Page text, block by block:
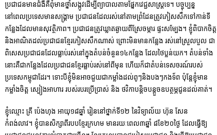
ប្រជាជនមានជំងឺគឺពុំមានថ្នាំសង្កូវដើម្បីព្យាបាលតាមផ្នែកវេជ្ជសាស្ត្រទេ។ បច្ចុប្បន្ន
នៅពេលប្រទេសមានសង្គ្រាម ប្រជាជនដែលរស់នៅតាមព្រំដែនត្រូវភៀសសឹកទៅកាន់ទី
កន្លែងដែលមានសុវត្ថិភាព។ ប្រជាជនត្រូវឃ្លាតឆ្ងាយពីស្រែចម្ការ ផ្ទះសម្បែង។ ខ្ញុំពិបាកចិត្ត
និងអាណិតដល់ប្រជាជនខ្មែរភៀសសឹកណាស់ ព្រោះមិនមានកន្លែង រស់នៅស្រួលបួល ជា
ពិសេសប្រជាជនដែលធ្លាប់រស់នៅក្នុងតំបន់ចំនួន១៤កន្លែង ដែលថៃប្លន់យក។ តំបន់ទាំង
នោះគឺជាកន្លែងដែលប្រជាជនខ្មែរធ្លាប់រស់នៅពីមុន ហើយក៏ជាតំបន់ទេសចរណ៍របស់
ប្រទេសកម្ពុជាដែរ។ ទោះបីខ្ញុំមិនអាចជួយជាកម្លាំងដល់ពូៗនិងបងៗកងទ័ព ប៉ុន្តែខ្ញុំមាន
កម្លាំងចិត្ត ស្បៀងអាហារ របស់របរប្រើប្រាស់ និង ថវិកាបន្តិចបន្តួចឧបត្ថម្ភជូនដល់គាត់។
ខ្ញុំឈ្មោះ គ្រី ប៉េងហុង អាយុ១៨ឆ្នាំ រៀននៅថ្នាក់ទី១២ នៃវិទ្យាល័យ ហ៊ុន សែន
កំពង់លាវ។ ខ្ញុំបានសិក្សាពីរបបខ្មែរក្រហម មានរយៈពេល៣ឆ្នាំ ៨ខែ២០ថ្ងៃ ដែលធ្វើឱ្យ